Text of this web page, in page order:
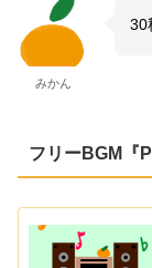
みかん
30
フリーBGM『